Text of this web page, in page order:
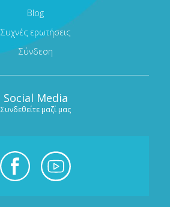
Blog
Συχνές ερωτήσεις
Σύνδεση
Social Media
Συνδεθείτε μαζί μας